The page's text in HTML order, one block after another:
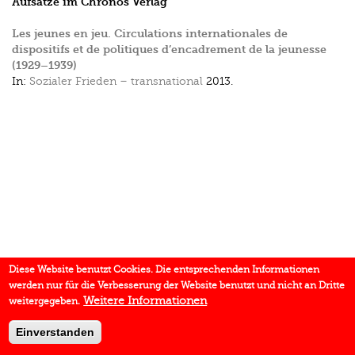
Les jeunes en jeu. Circulations internationales de
dispositifs et de politiques d’encadrement de la jeunesse
(1929–1939)
In: Sozialer Frieden – transnational 2013.
Diese Website benutzt Cookies. Die entsprechenden Informationen
werden nur für die Verbesserung der Website benutzt und nicht an Dritte
weitergegeben. Weitere Informationen
Einverstanden